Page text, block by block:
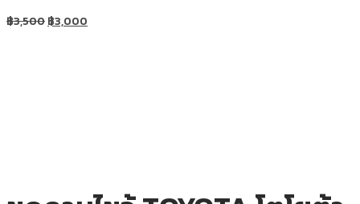
฿3,500฿3,000